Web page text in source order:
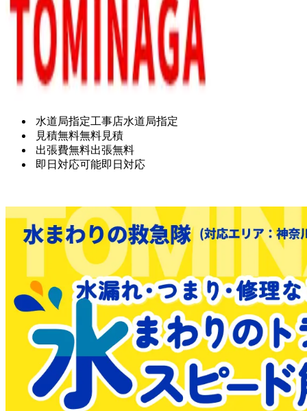
水道局指定工事店水道局指定
見積無料無料見積
出張費無料出張無料
即日対応可能即日対応